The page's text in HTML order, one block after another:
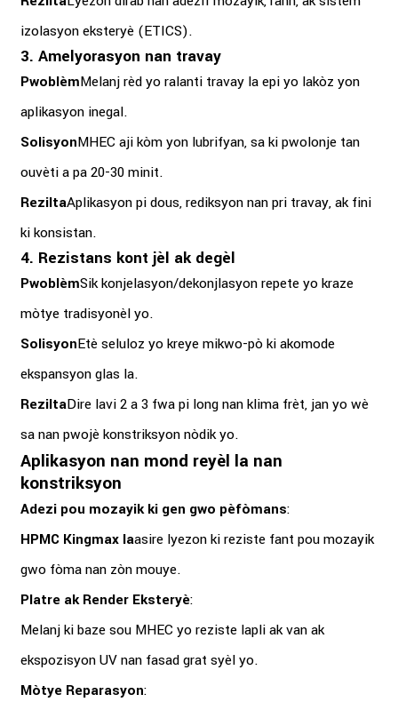
izolasyon eksteryè (ETICS).
3. Amelyorasyon nan travay
PwoblèmMelanj rèd yo ralanti travay la epi yo lakòz yon
aplikasyon inegal.
SolisyonMHEC aji kòm yon lubrifyan, sa ki pwolonje tan
ouvèti a pa 20-30 minit.
ReziltaAplikasyon pi dous, rediksyon nan pri travay, ak fini
ki konsistan.
4. Rezistans kont jèl ak degèl
PwoblèmSik konjelasyon/dekonjlasyon repete yo kraze
mòtye tradisyonèl yo.
SolisyonEtè seluloz yo kreye mikwo-pò ki akomode
ekspansyon glas la.
ReziltaDire lavi 2 a 3 fwa pi long nan klima frèt, jan yo wè
sa nan pwojè konstriksyon nòdik yo.
Aplikasyon nan mond reyèl la nan
konstriksyon
Adezi pou mozayik ki gen gwo pèfòmans:
HPMC Kingmax laasire lyezon ki reziste fant pou mozayik
gwo fòma nan zòn mouye.
Platre ak Render Eksteryè:
Melanj ki baze sou MHEC yo reziste lapli ak van ak
ekspozisyon UV nan fasad grat syèl yo.
Mòtye Reparasyon: